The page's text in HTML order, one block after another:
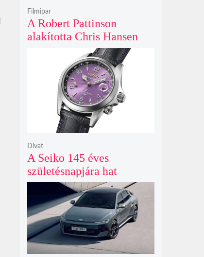
A Robert Pattinson
alakította Chris Hansen
sötét vadászatra indul a
Primetime előzetesében
Filmipar
A Seiko 145 éves
születésnapjára hat
limitált kiadású Edo-lila
számlapos modellt hozott
ki
Divat